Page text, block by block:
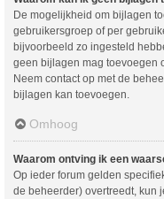
De mogelijkheid om bijlagen
gebruikersgroep of per
bijvoorbeeld zo ingesteld
geen bijlagen mag toevoegen
Neem contact op met de
bijlagen kan toevoegen.
Omhoog
Waarom ontving ik een
Op ieder forum gelden
de beheerder) overtreedt, kun